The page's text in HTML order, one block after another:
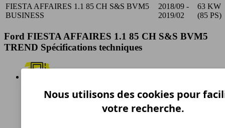
FIESTA AFFAIRES 1.1 85 CH S&S BVM5
BUSINESS
2018/09 -
2019/02
63 KW
(85 PS)
Ford FIESTA AFFAIRES 1.1 85 CH S&S BVM5
TREND Spécifications techniques
EssenceNous utilisons des cookies pour
votre recherche.